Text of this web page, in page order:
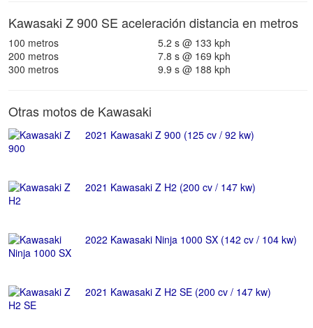
Kawasaki Z 900 SE aceleración distancia en metros
100 metros
5.2 s @ 133 kph
200 metros
7.8 s @ 169 kph
300 metros
9.9 s @ 188 kph
Otras motos de Kawasaki
2021 Kawasaki Z 900 (125 cv / 92 kw)
2021 Kawasaki Z H2 (200 cv / 147 kw)
2022 Kawasaki Ninja 1000 SX (142 cv / 104 kw)
2021 Kawasaki Z H2 SE (200 cv / 147 kw)